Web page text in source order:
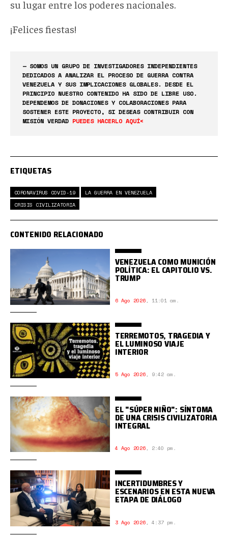
su lugar entre los poderes nacionales.
¡Felices fiestas!
— SOMOS UN GRUPO DE INVESTIGADORES INDEPENDIENTES
DEDICADOS A ANALIZAR EL PROCESO DE GUERRA CONTRA
VENEZUELA Y SUS IMPLICACIONES GLOBALES. DESDE EL
PRINCIPIO NUESTRO CONTENIDO HA SIDO DE LIBRE USO.
DEPENDEMOS DE DONACIONES Y COLABORACIONES PARA
SOSTENER ESTE PROYECTO, SI DESEAS CONTRIBUIR CON
MISIÓN VERDAD PUEDES HACERLO AQUÍ<
ETIQUETAS
CORONAVIRUS COVID-19
LA GUERRA EN VENEZUELA
CRISIS CIVILIZATORIA
CONTENIDO RELACIONADO
VENEZUELA COMO MUNICIÓN
POLÍTICA: EL CAPITOLIO VS.
TRUMP
6 Ago 2026, 11:01 am.
TERREMOTOS, TRAGEDIA Y
EL LUMINOSO VIAJE
INTERIOR
5 Ago 2026, 9:42 am.
EL "SÚPER NIÑO": SÍNTOMA
DE UNA CRISIS CIVILIZATORIA
INTEGRAL
4 Ago 2026, 2:40 pm.
INCERTIDUMBRES Y
ESCENARIOS EN ESTA NUEVA
ETAPA DE DIÁLOGO
3 Ago 2026, 4:37 pm.